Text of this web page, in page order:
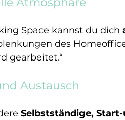
Space kannst du dich
des
gearbeitet.“
Austausch
Selbstständige,